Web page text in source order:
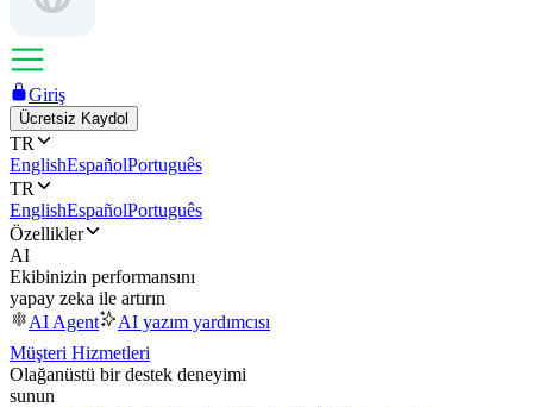
Giriş
Ücretsiz Kaydol
TR
EnglishEspañolPortuguês
TR
EnglishEspañolPortuguês
Özellikler
AI
Ekibinizin performansını
yapay zeka ile artırın
AI Agent
AI yazım yardımcısı
Müşteri Hizmetleri
Olağanüstü bir destek deneyimi
sunun